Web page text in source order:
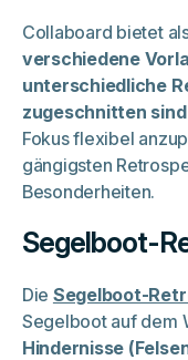
Collaboard bietet
verschiedene
unterschiedliche
zugeschnitten sind
Fokus flexibel
gängigsten
Besonderheiten.
Segelboot-
Die Segelboot-
Segelboot auf dem
Hindernisse